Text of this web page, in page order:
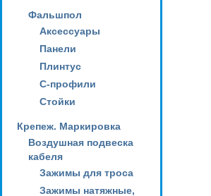
Фальшпол
Аксессуары
Панели
Плинтус
С-профили
Стойки
Крепеж. Маркировка
Воздушная подвеска
кабеля
Зажимы для троса
Зажимы натяжные,